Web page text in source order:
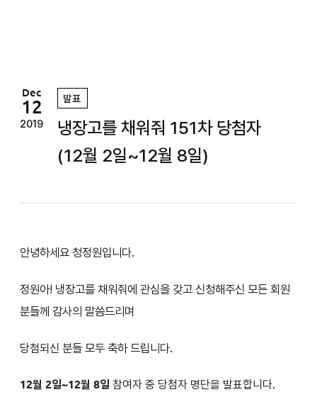
Dec
12
2019
발표
냉장고를 채워줘 151차 당첨자
(12월 2일~12월 8일)
안녕하세요 청정원입니다.
정원아! 냉장고를 채워줘에 관심을 갖고 신청해주신 모든 회원
분들께 감사의 말씀드리며
당첨되신 분들 모두 축하 드립니다.
12월 2일~12월 8일 참여자 중 당첨자 명단을 발표합니다.